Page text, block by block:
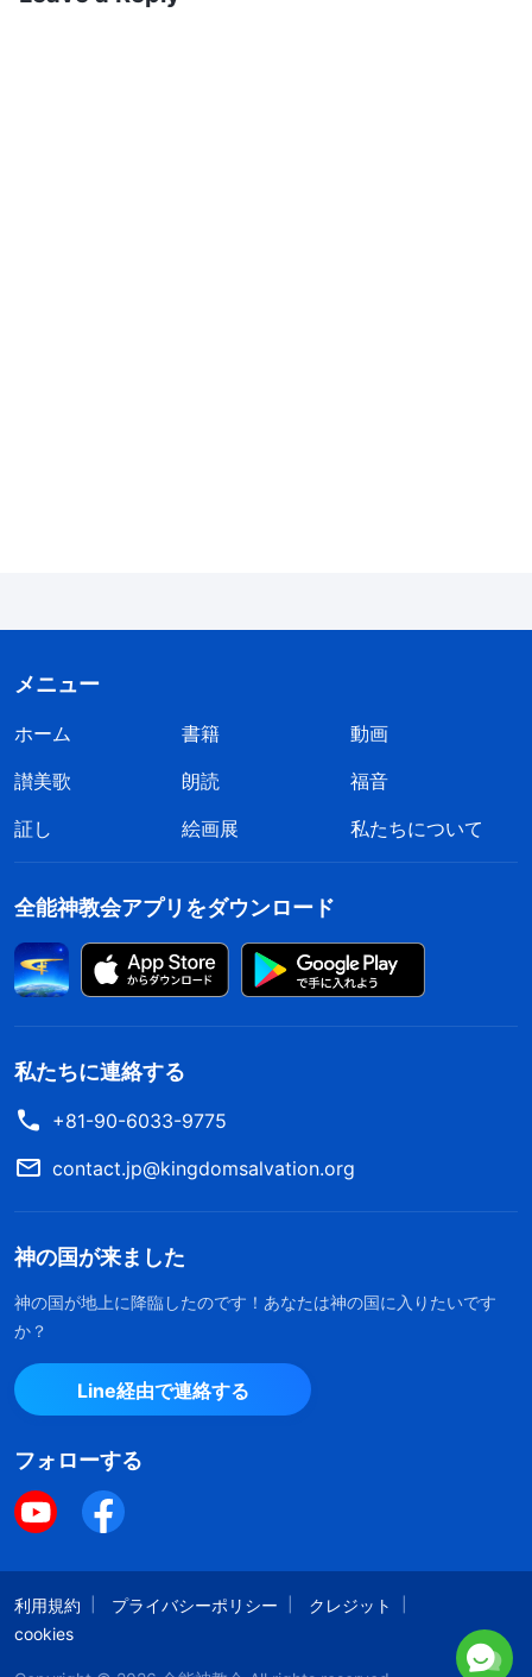
経つにつれ、あなたがいったい何者かを人は知るよ
うになり、あなたを見捨てるでしょう。こんなやり
きるでしょうか。これがどうして働きをしているこ
とになりますか。このようにして働きを続ければ、
あなたは全員を失うことになります。あなたはいっ
たい何の働きを達成したいのですか。指導者の中に
は、真理を伝えて問題を解決することができない人
もいます。そのような指導者は代わりに他者を無闇
に取り扱い、自分の力を誇示して人を恐れされ、自
分に従わせます。そのような人たちは偽の指導者、
教会の働きを行なうことができず、神に仕えること
もできません」（「真理の実体を持つ者だけが指導者と
なれる」『キリストの言葉の記録』）。神の御言葉は私
の状態を完全に暴きました。私はまさに、そのよう
に本分を尽くしていました。問題を扱うための真理
について交わることに集中していなかった。感情的
で、相手を取り扱い、叱責し、非難していました。
その結果、私は彼らを抑圧し、怖がらせ、彼らに避
きていたため、神を不快にしました。私は聖霊の働
きを失い、闇に沈みました。そのとき考えました。
求めることも、神の御言葉を具体的な交わりのため
に探すこともほとんどせず、実践の道に導いてもい
ませんでした。傲慢な性質で、注意して叱り非難す
メニュー
ホーム 書籍
動画
讃美歌
朗読
福音
証し
絵画展 私たちについて
全能神教会アプリをダウンロード
私たちに連絡する
+81-90-6033-9775
contact.jp@kingdomsalvation.org
神の国が来ました
神の国が地上に降臨したのです！あなたは神の国に入りたいです
か？
Line経由で連絡する
フォローする
利用規約 プライバシーポリシー
クレジット
cookies